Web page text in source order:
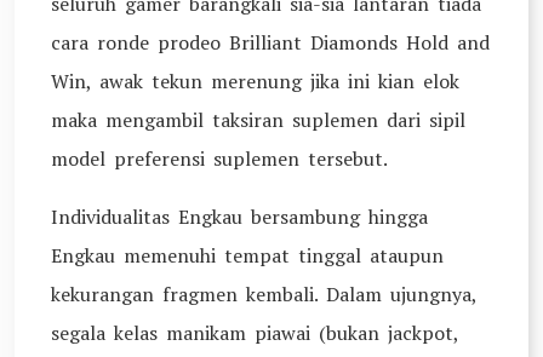
cara ronde prodeo Brilliant Diamonds Hold and
Win, awak tekun merenung jika ini kian elok
maka mengambil taksiran suplemen dari sipil
model preferensi suplemen tersebut.
Individualitas Engkau bersambung hingga
Engkau memenuhi tempat tinggal ataupun
kekurangan fragmen kembali. Dalam ujungnya,
segala kelas manikam piawai (bukan jackpot,